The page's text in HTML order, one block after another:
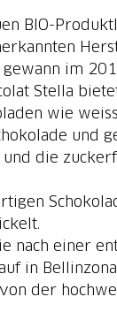
BIO-
gewann im
Stella
wie
und
und die
nach einer
in
der